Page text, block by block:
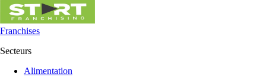
Franchises
Secteurs
Alimentation